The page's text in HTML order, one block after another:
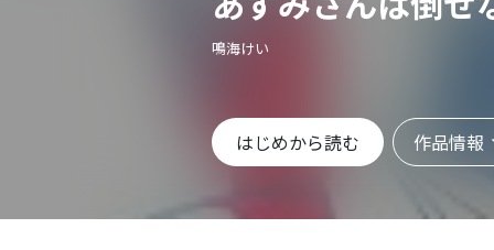
鳴海けい
はじめから読む 作品情報